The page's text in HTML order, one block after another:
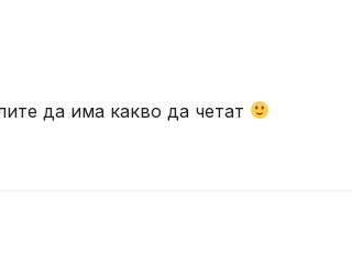
да има какво да четат